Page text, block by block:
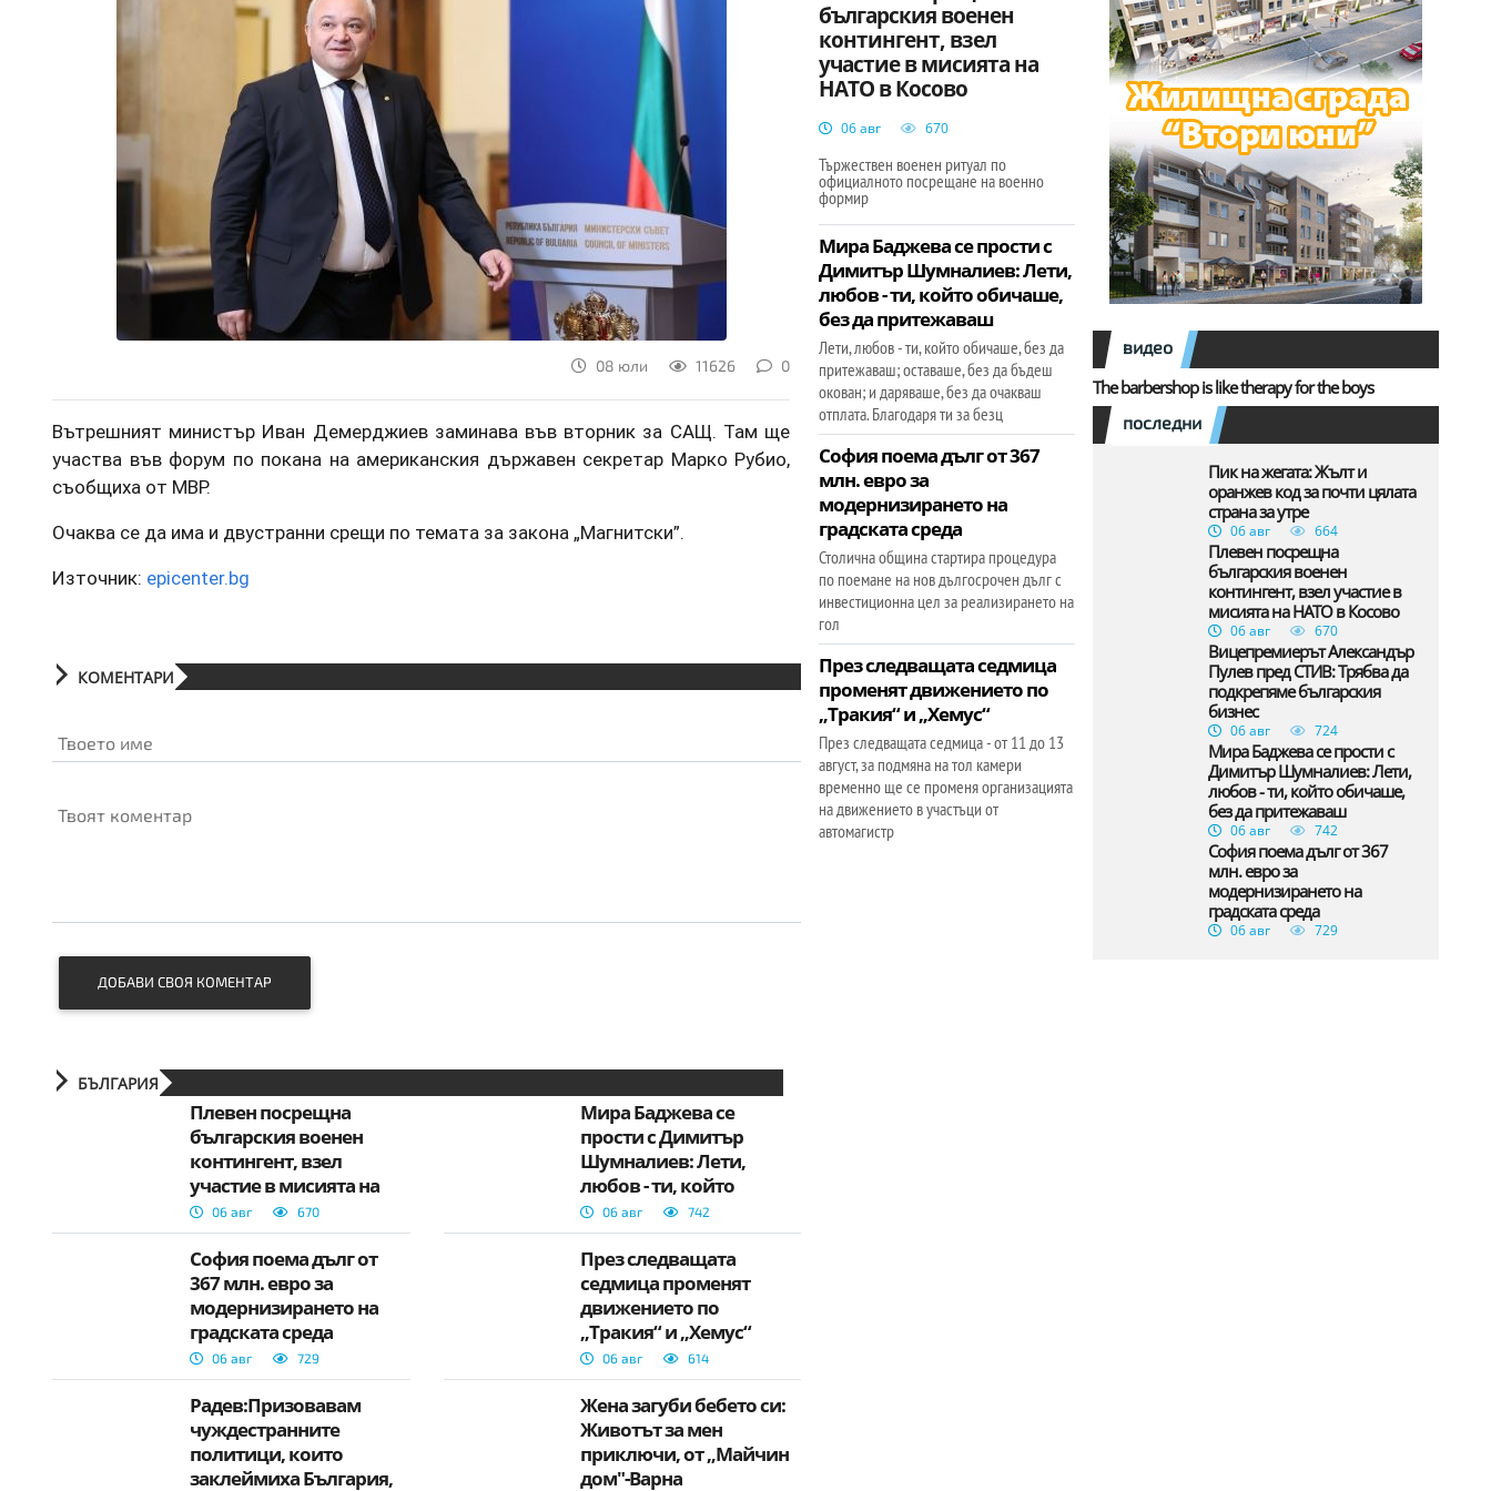
08 юли 11626 0
Вътрешният министър Иван Демерджиев заминава във вторник за САЩ. Там ще
участва във форум по покана на американския държавен секретар Марко Рубио,
съобщиха от МВР.
Очаква се да има и двустранни срещи по темата за закона „Магнитски”.
Източник: epicenter.bg
КОМЕНТАРИ
Твоето име
Твоят коментар
ДОБАВИ СВОЯ КОМЕНТАР
БЪЛГАРИЯ
Плевен посрещна
българския военен
контингент, взел
участие в мисията на
НАТО в Косово
06 авг 670
Мира Баджева се
прости с Димитър
Шумналиев: Лети,
любов - ти, който
обичаше, без да
притежаваш
06 авг 742
София поема дълг от
367 млн. евро за
модернизирането на
градската среда
06 авг 729
През следващата
седмица променят
движението по
„Тракия“ и „Хемус“
06 авг 614
Радев:Призовавам
чуждестранните
политици, които
заклеймиха България,
Жена загуби бебето си:
Животът за мен
приключи, от „Майчин
дом"-Варна
българския военен
контингент, взел
участие в мисията на
НАТО в Косово
06 авг 670
Тържествен военен ритуал по
официалното посрещане на военно
формир
Мира Баджева се прости с
Димитър Шумналиев: Лети,
любов - ти, който обичаше,
без да притежаваш
Лети, любов - ти, който обичаше, без да
притежаваш; оставаше, без да бъдеш
окован; и даряваше, без да очакваш
отплата. Благодаря ти за безц
София поема дълг от 367
млн. евро за
модернизирането на
градската среда
Столична община стартира процедура
по поемане на нов дългосрочен дълг с
инвестиционна цел за реализирането на
гол
През следващата седмица
променят движението по
„Тракия“ и „Хемус“
През следващата седмица - от 11 до 13
август, за подмяна на тол камери
временно ще се променя организацията
на движението в участъци от
автомагистр
видео
The barbershop is like therapy for the boys
последни
Пик на жегата: Жълт и
оранжев код за почти цялата
страна за утре
06 авг 664
Плевен посрещна
българския военен
контингент, взел участие в
мисията на НАТО в Косово
06 авг 670
Вицепремиерът Александър
Пулев пред СТИВ: Трябва да
подкрепяме българския
бизнес
06 авг 724
Мира Баджева се прости с
Димитър Шумналиев: Лети,
любов - ти, който обичаше,
без да притежаваш
06 авг 742
София поема дълг от 367
млн. евро за
модернизирането на
градската среда
06 авг 729